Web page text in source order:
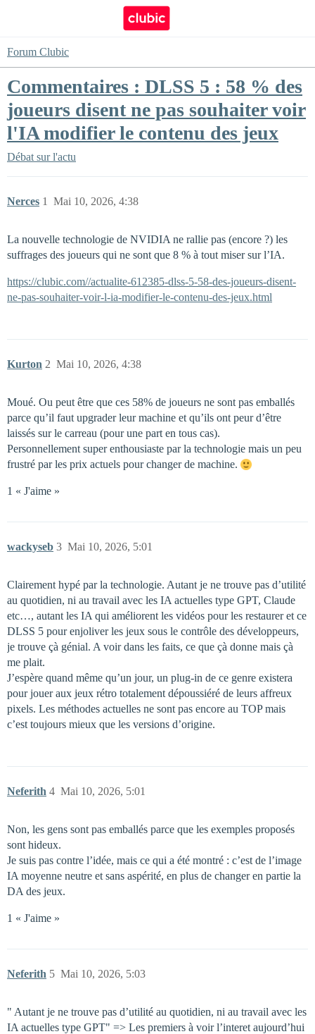
Forum Clubic
Commentaires : DLSS 5 : 58 % des
joueurs disent ne pas souhaiter voir
l'IA modifier le contenu des jeux
Débat sur l'actu
Nerces Mai 10, 2026, 4:38
1
La nouvelle technologie de NVIDIA ne rallie pas (encore ?) les
suffrages des joueurs qui ne sont que 8 % à tout miser sur l’IA.
https://clubic.com//actualite-612385-dlss-5-58-des-joueurs-disent-
ne-pas-souhaiter-voir-l-ia-modifier-le-contenu-des-jeux.html
Kurton Mai 10, 2026, 4:38
2
Moué. Ou peut être que ces 58% de joueurs ne sont pas emballés
parce qu’il faut upgrader leur machine et qu’ils ont peur d’être
laissés sur le carreau (pour une part en tous cas).
Personnellement super enthousiaste par la technologie mais un peu
frustré par les prix actuels pour changer de machine.
1 « J'aime »
wackyseb Mai 10, 2026, 5:01
3
Clairement hypé par la technologie. Autant je ne trouve pas d’utilité
au quotidien, ni au travail avec les IA actuelles type GPT, Claude
etc…, autant les IA qui améliorent les vidéos pour les restaurer et ce
DLSS 5 pour enjoliver les jeux sous le contrôle des développeurs,
je trouve çà génial. A voir dans les faits, ce que çà donne mais çà
me plait.
J’espère quand même qu’un jour, un plug-in de ce genre existera
pour jouer aux jeux rétro totalement dépoussiéré de leurs affreux
pixels. Les méthodes actuelles ne sont pas encore au TOP mais
c’est toujours mieux que les versions d’origine.
Neferith Mai 10, 2026, 5:01
4
Non, les gens sont pas emballés parce que les exemples proposés
sont hideux.
Je suis pas contre l’idée, mais ce qui a été montré : c’est de l’image
IA moyenne neutre et sans aspérité, en plus de changer en partie la
DA des jeux.
1 « J'aime »
Neferith Mai 10, 2026, 5:03
5
" Autant je ne trouve pas d’utilité au quotidien, ni au travail avec les
IA actuelles type GPT" => Les premiers à voir l’interet aujourd’hui